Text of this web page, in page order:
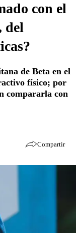
con el
del
de Beta en el
físico; por
compararla con
Compartir